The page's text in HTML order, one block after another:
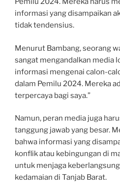
informasi yang disampaikan
tidak tendensius.
Menurut Bambang, seorang
sangat mengandalkan media
informasi mengenai calon-
dalam Pemilu 2024. Mereka
terpercaya bagi saya.”
Namun, peran media juga
tanggung jawab yang besar.
bahwa informasi yang
konflik atau kebingungan di
untuk menjaga
kedamaian di Tanjab Barat.